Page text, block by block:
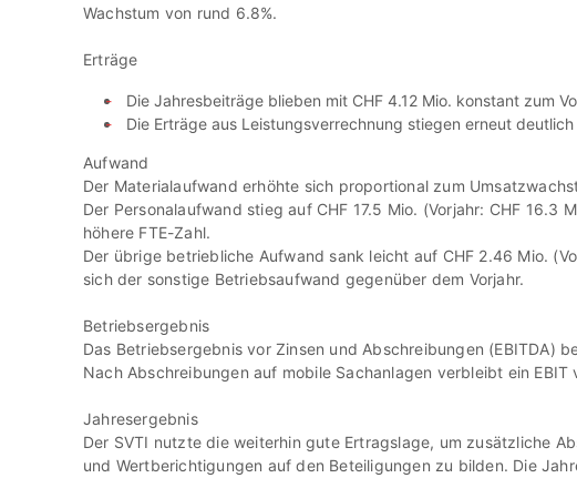
Wachstum von rund 6.8%.
Erträge
Die Jahresbeiträge blieben mit CHF 4.12 Mio. konstant zum
Die Erträge aus Leistungsverrechnung stiegen erneut
Aufwand
Der Materialaufwand erhöhte sich proportional zum
Der Personalaufwand stieg auf CHF 17.5 Mio. (Vorjahr: CHF 16.3
höhere FTE-Zahl.
Der übrige betriebliche Aufwand sank leicht auf CHF 2.46 Mio.
sich der sonstige Betriebsaufwand gegenüber dem Vorjahr.
Betriebsergebnis
Das Betriebsergebnis vor Zinsen und Abschreibungen (EBITDA)
Nach Abschreibungen auf mobile Sachanlagen verbleibt ein EBIT
Jahresergebnis
Der SVTI nutzte die weiterhin gute Ertragslage, um zusätzliche
und Wertberichtigungen auf den Beteiligungen zu bilden. Die